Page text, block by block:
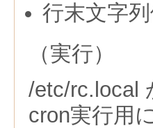
行末文字
（実行）
/etc/rc.local
cron実行用